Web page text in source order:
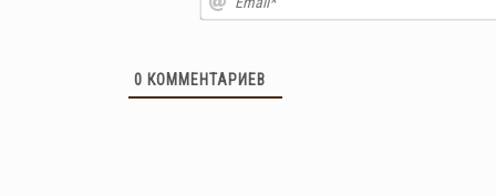
0 КОММЕНТАРИЕВ